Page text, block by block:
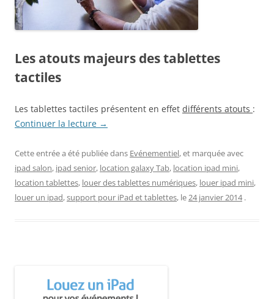
Les atouts majeurs des tablettes
tactiles
Les tablettes tactiles présentent en effet différents atouts :
Continuer la lecture →
Cette entrée a été publiée dans Evénementiel, et marquée avec
ipad salon, ipad senior, location galaxy Tab, location ipad mini,
location tablettes, louer des tablettes numériques, louer ipad mini,
louer un ipad,support pour iPad et tablettes, le24 janvier 2014 .